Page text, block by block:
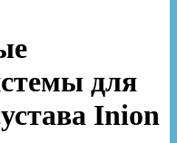
для
Inion